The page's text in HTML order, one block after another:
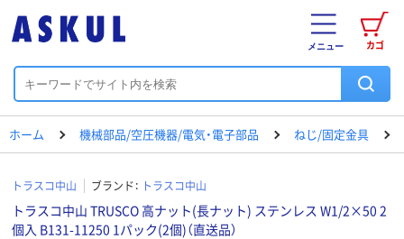
カゴ
メニュー
ホーム 機械部品/空圧機器/電気・電子部品 ねじ/固定金具
トラスコ中山 ブランド： トラスコ中山
トラスコ中山 TRUSCO 高ナット(長ナット) ステンレス W1/2×50 2
個入 B131-11250 1パック(2個)（直送品）